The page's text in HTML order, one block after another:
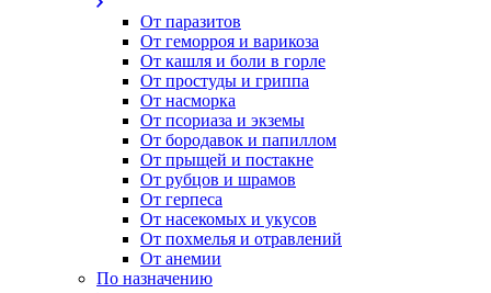
От паразитов
Oт геморроя и варикоза
От кашля и боли в горле
От простуды и гриппа
От насморка
Oт псориаза и экземы
От бородавок и папиллом
От прыщей и постакне
От рубцов и шрамов
От герпеса
От насекомых и укусов
От похмелья и отравлений
От анемии
По назначению